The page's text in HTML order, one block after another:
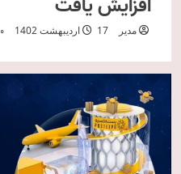
مدیر 17 اردیبهشت 1402 0